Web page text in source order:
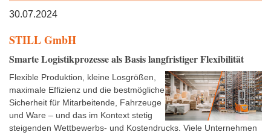
30.07.2024
STILL GmbH
Smarte Logistikprozesse als Basis langfristiger Flexibilität
Flexible Produktion, kleine Losgrößen,
maximale Effizienz und die bestmögliche
Sicherheit für Mitarbeitende, Fahrzeuge
und Ware – und das im Kontext stetig
steigenden Wettbewerbs- und Kostendrucks. Viele Unternehmen